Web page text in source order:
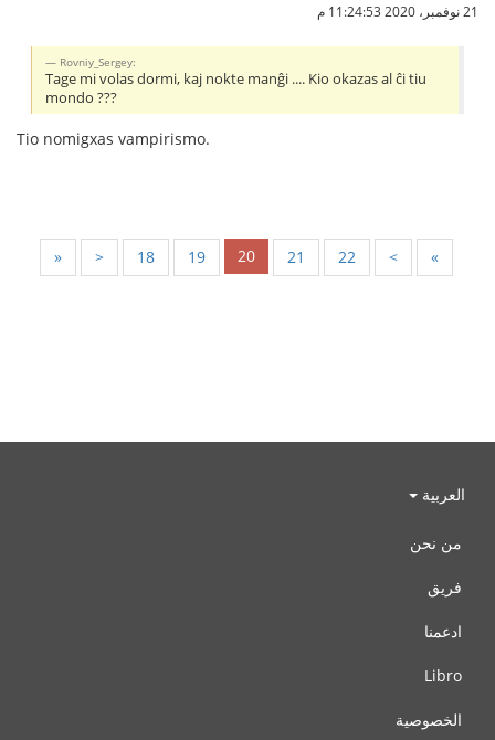
21 نوفمبر، 2020 11:24:53 م
Rovniy_Sergey:
Tage mi volas dormi, kaj nokte manĝi .... Kio okazas al ĉi tiu
mondo ???
Tio nomigxas vampirismo.
« < 18 19 20 21 22 > »
العربية
من نحن
فريق
ادعمنا
Libro
الخصوصية